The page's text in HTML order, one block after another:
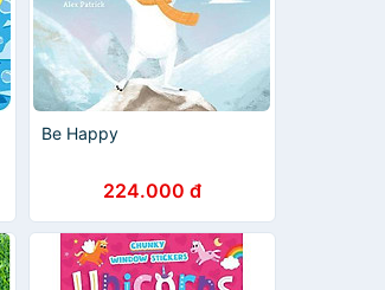
Be Happy
224.000 đ